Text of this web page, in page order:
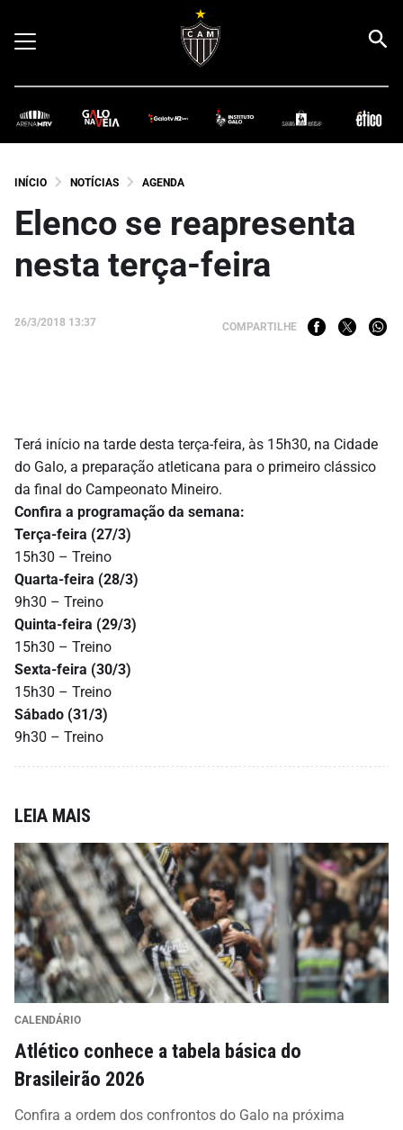
INÍCIO NOTÍCIAS AGENDA
Elenco se reapresenta
nesta terça-feira
26/3/2018 13:37 COMPARTILHE
Terá início na tarde desta terça-feira, às 15h30, na Cidade
do Galo, a preparação atleticana para o primeiro clássico
da final do Campeonato Mineiro.
Confira a programação da semana:
Terça-feira (27/3)
15h30 – Treino
Quarta-feira (28/3)
9h30 – Treino
Quinta-feira (29/3)
15h30 – Treino
Sexta-feira (30/3)
15h30 – Treino
Sábado (31/3)
9h30 – Treino
LEIA MAIS
CALENDÁRIO
Atlético conhece a tabela básica do
Brasileirão 2026
Confira a ordem dos confrontos do Galo na próxima